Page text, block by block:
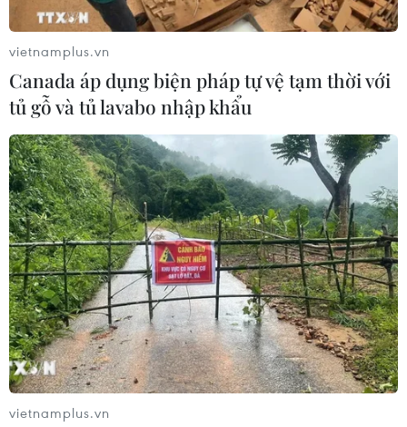
Thúc đẩy hợp tác nghị viện Việt Nam-Anh về
khoa học, công nghệ, đổi mới sáng tạo
Trí thức Việt Nam tại Anh xây dựng cơ sở dữ
liệu chuyên gia đầu tiên
TIN LIÊN QUAN
vietnamplus.vn
Canada áp dụng biện pháp tự vệ tạm thời với
tủ gỗ và tủ lavabo nhập khẩu
vietnamplus.vn